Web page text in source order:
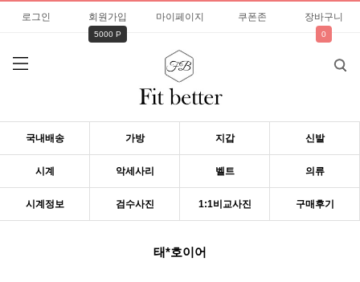
로그인 회원가입
5000 P
마이페이지 쿠폰존 장바구니
0
국내배송 가방 지갑 신발
시계 악세사리 벨트 의류
시계정보 검수사진 1:1비교사진 구매후기
태*호이어